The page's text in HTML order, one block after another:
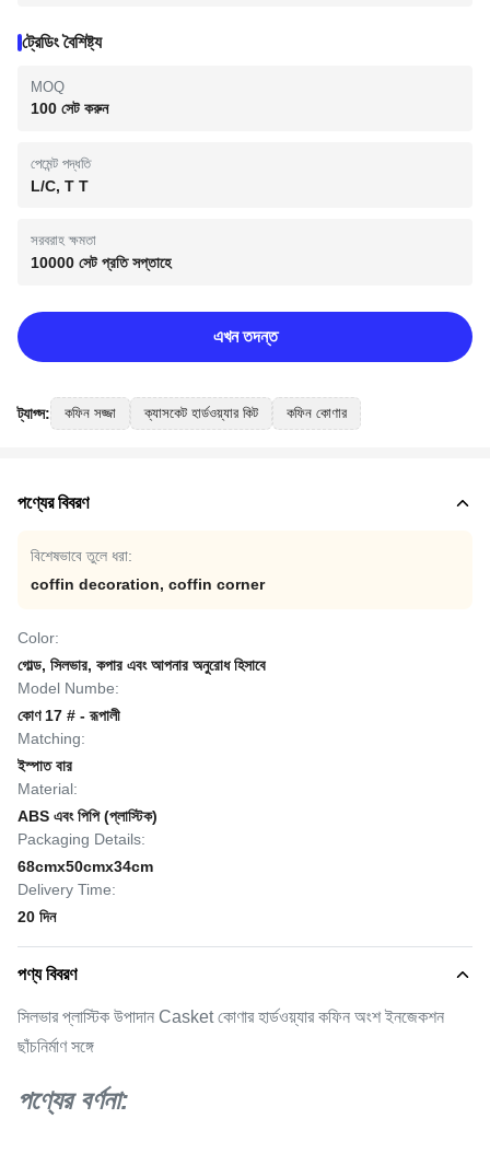
ট্রেডিং বৈশিষ্ট্য
MOQ
100 সেট করুন
পেমেন্ট পদ্ধতি
L/C, T T
সরবরাহ ক্ষমতা
10000 সেট প্রতি সপ্তাহে
এখন তদন্ত
ট্যাগ্স: কফিন সজ্জা ক্যাসকেট হার্ডওয়্যার কিট কফিন কোণার
পণ্যের বিবরণ
বিশেষভাবে তুলে ধরা:
coffin decoration, coffin corner
Color:
গোল্ড, সিলভার, কপার এবং আপনার অনুরোধ হিসাবে
Model Numbe:
কোণ 17 # - রূপালী
Matching:
ইস্পাত বার
Material:
ABS এবং পিপি (প্লাস্টিক)
Packaging Details:
68cmx50cmx34cm
Delivery Time:
20 দিন
পণ্য বিবরণ
সিলভার প্লাস্টিক উপাদান Casket কোণার হার্ডওয়্যার কফিন অংশ ইনজেকশন
ছাঁচনির্মাণ সঙ্গে
পণ্যের বর্ণনা: